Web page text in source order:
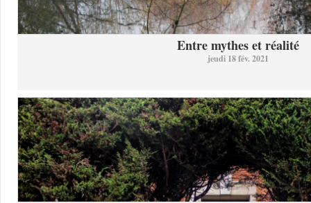
Entre mythes et réalité
jeudi 18 fév. 2021